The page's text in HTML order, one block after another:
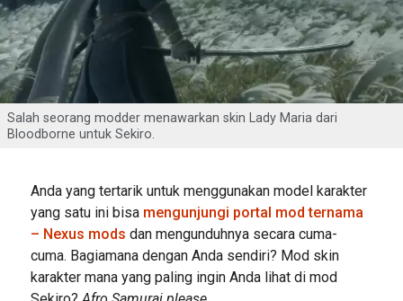
Salah seorang modder menawarkan skin Lady Maria dari
Bloodborne untuk Sekiro.
Anda yang tertarik untuk menggunakan model karakter
yang satu ini bisa mengunjungi portal mod ternama
– Nexus mods dan mengunduhnya secara cuma-
cuma. Bagiamana dengan Anda sendiri? Mod skin
karakter mana yang paling ingin Anda lihat di mod